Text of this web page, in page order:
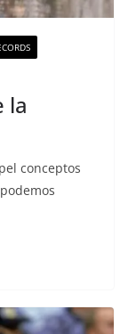
la
conceptos